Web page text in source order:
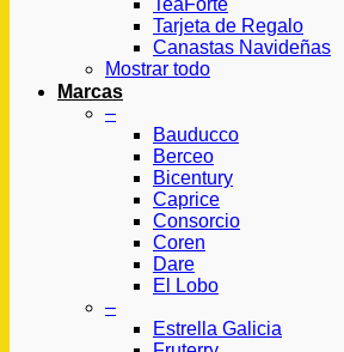
TeaForté
Tarjeta de Regalo
Canastas Navideñas
Mostrar todo
Marcas
–
Bauducco
Berceo
Bicentury
Caprice
Consorcio
Coren
Dare
El Lobo
–
Estrella Galicia